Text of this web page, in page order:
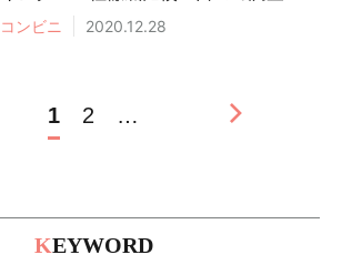
コンビニ 2020.12.28
1 2 …
KEYWORD